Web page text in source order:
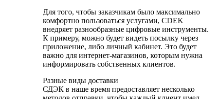
Для того, чтобы заказчикам было максимально
комфортно пользоваться услугами, CDEK
внедряет разнообразные цифровые инструменты.
К примеру, можно будет видеть посылку через
приложение, либо личный кабинет. Это будет
важно для интернет-магазинов, которым нужна
информировать собственных клиентов.
Разные виды доставки
СДЭК в наше время предоставляет несколько